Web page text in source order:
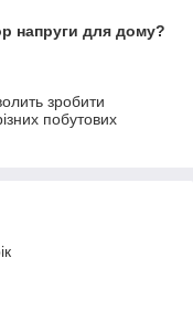
напруги для дому?
зробити
побутових